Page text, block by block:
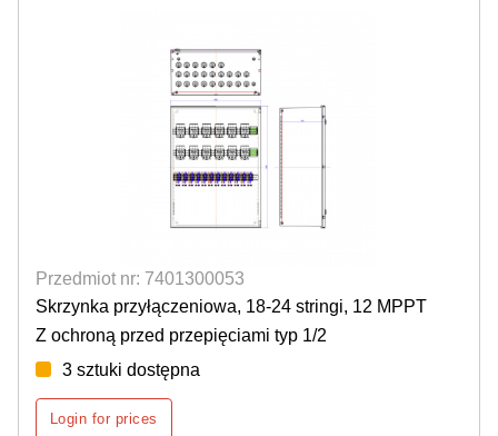
Przedmiot nr: 7401300053
Skrzynka przyłączeniowa, 18-24 stringi, 12 MPPT
Z ochroną przed przepięciami typ 1/2
3 sztuki dostępna
Login for prices